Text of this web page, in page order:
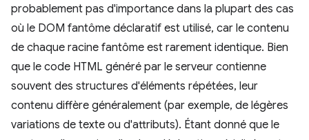
probablement pas d'importance dans la plupart des cas
où le DOM fantôme déclaratif est utilisé, car le contenu
de chaque racine fantôme est rarement identique. Bien
que le code HTML généré par le serveur contienne
souvent des structures d'éléments répétées, leur
contenu diffère généralement (par exemple, de légères
variations de texte ou d'attributs). Étant donné que le